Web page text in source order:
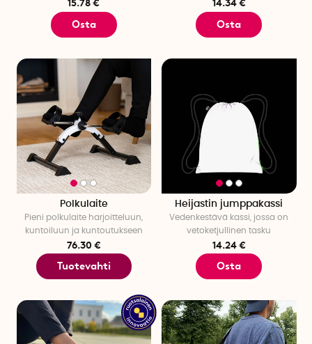
15.78 €
Osta
14.34 €
Osta
Polkulaite
Pieni polkulaite harjoitteluun,
kuntoiluun ja kuntoutukseen
76.30 €
Tuotevahti
Heijastin jumppakassi
Vedenkestävä kassi, jossa on
vetoketjullinen tasku
14.24 €
Osta